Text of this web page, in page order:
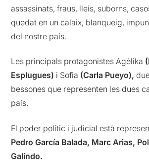
assassinats, fraus, lleis, suborns,
quedat en un calaix, blanqueig,
del nostre país.
Les principals protagonistes Agèlika
Esplugues) i Sofia (Carla Pueyo),
bessones que representen les dues
país.
El poder polític i judicial està
Pedro García Balada, Marc Arias,
Galindo.